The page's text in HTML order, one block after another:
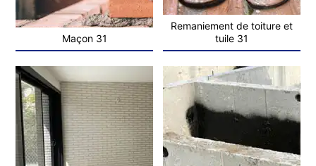
Maçon 31
Remaniement de toiture et
tuile 31